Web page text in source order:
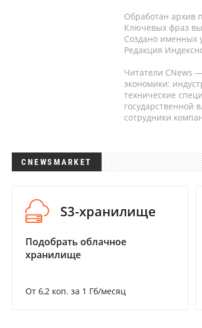
Обработан архив
Ключевых фраз
Создано именных
Редакция
Читатели CNews
экономики:
технические
государственной
сотрудники
CNEWSMARKET
S3-хранилище
Подобрать облачное
хранилище
От 6,2 коп. за 1 Гб/месяц